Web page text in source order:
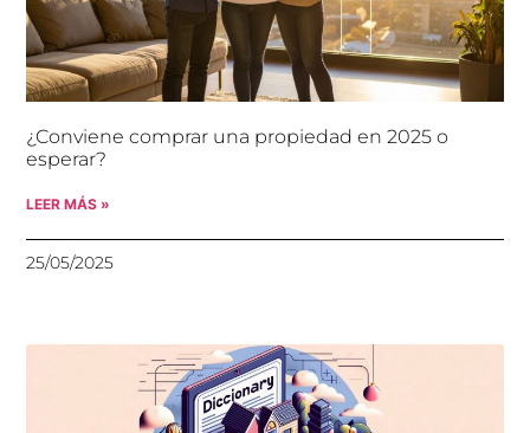
¿Conviene comprar una propiedad en 2025 o
esperar?
LEER MÁS »
25/05/2025